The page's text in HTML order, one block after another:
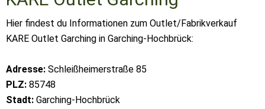
Hier findest du Informationen zum Outlet/Fabrikverkauf
KARE Outlet Garching in Garching-Hochbrück:
Adresse: Schleißheimerstraße 85
PLZ: 85748
Stadt: Garching-Hochbrück